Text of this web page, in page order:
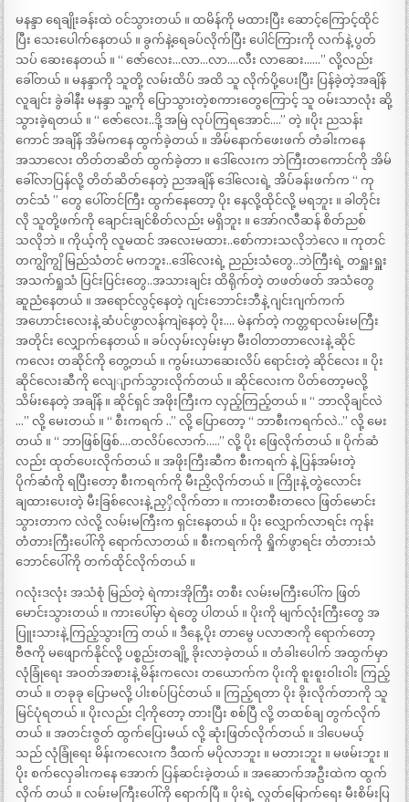
မနန္ဒာ ရေချိုးခန်းထဲ ဝင်သွားတယ် ။ ထမိန်ကို မထားပြီး ဆောင့်ကြောင့်ထိုင်
ပြီး သေးပေါက်နေတယ် ။ ခွက်နဲ့ရေခပ်လိုက်ပြီး ပေါင်ကြားကို လက်နဲ့ ပွတ်
သပ် ဆေးနေတယ် ။ “ ဇော်လေး…လာ…လာ….လီး လာဆေး……” လို့လည်း
ခေါ်တယ် ။ မနန္ဒာကို သူတို့ လမ်းထိပ် အထိ သူ လိုက်ပို့ပေးပြီး ပြန်ခဲ့တဲ့အချိန်
လူချင်း ခွဲခါနီး မနန္ဒာ သူ့ကို ပြောသွားတဲ့စကားတွေကြောင့် သူ ဝမ်းသာလုံး ဆို့
သွားခဲ့ရတယ် ။ “ ဇော်လေး..ဒို့ အမြဲ လုပ်ကြရအောင်….” တဲ့ ။ပိုး ညသန်း
ကောင် အချိန် အိမ်ကနေ ထွက်ခဲ့တယ် ။ အိမ်နောက်ဖေးဖက် တံခါးကနေ
အသာလေး တိတ်တဆိတ် ထွက်ခဲ့တာ ။ ဒေါ်လေးက ဘဲကြီးတကောင်ကို အိမ်
ခေါ်လာပြန်လို့ တိတ်ဆိတ်နေတဲ့ ညအချိန် ဒေါ်လေးရဲ့ အိပ်ခန်းဖက်က “ ကု
တင်သံ ” တွေ ပေါ်တင်ကြီး ထွက်နေတော့ ပိုး နေလို့ထိုင်လို့ မရဘူး ။ ခါတိုင်း
လို သူတို့ဖက်ကို ချောင်းချင်စိတ်လည်း မရှိဘူး ။ အော်ဂလီဆန် စိတ်ညစ်
သလိုဘဲ ။ ကိုယ့်ကို လူမထင် အလေးမထား..စော်ကားသလိုဘဲလေ ။ ကုတင်
တကျွိကျွိ မြည်သံတင် မကဘူး..ဒေါ်လေးရဲ့ ညည်းသံတွေ..ဘဲကြီးရဲ့ တရှူးရှူး
အသက်ရှုသံ ပြင်းပြင်းတွေ..အသားချင်း ထိရိုက်တဲ့ တဖတ်ဖတ် အသံတွေ
ဆူညံနေတယ် ။ အရောင်လွင့်နေတဲ့ ဂျင်းဘောင်းဘီနဲ့ ဂျင်းဂျက်ကက်
အဟောင်းလေးနဲ့ ဆံပင်ဖွာလန်ကျဲနေတဲ့ ပိုး…. မဲနက်တဲ့ ကတ္တရာလမ်းမကြီး
အတိုင်း လျှောက်နေတယ် ။ ခပ်လှမ်းလှမ်းမှာ မီးဝါတာတာလေးနဲ့ ဆိုင်
ကလေး တဆိုင်ကို တွေ့တယ် ။ ကွမ်းယာဆေးလိပ် ရောင်းတဲ့ ဆိုင်လေး ။ ပိုး
ဆိုင်လေးဆီကို လျေျာက်သွားလိုက်တယ် ။ ဆိုင်လေးက ပိတ်တော့မလို့
သိမ်းနေတဲ့ အချိန် ။ ဆိုင်ရှင် အဖိုးကြီးက လှည့်ကြည့်တယ် ။ “ ဘာလိုချင်လဲ
…” လို့ မေးတယ် ။ “ စီးကရက် ..” လို့ ပြောတော့ “ ဘာစီးကရက်လဲ..” လို့ မေး
တယ် ။ “ ဘာဖြစ်ဖြစ်….တလိပ်လောက်…..” လို့ ပိုး ဖြေလိုက်တယ် ။ ပိုက်ဆံ
လည်း ထုတ်ပေးလိုက်တယ် ။ အဖိုးကြီးဆီက စီးကရက် နဲ့ ပြန်အမ်းတဲ့
ပိုက်ဆံကို ရပြီးတော့ စီးကရက်ကို မီးညှိလိုက်တယ် ။ ကြိုးနဲ့ တွဲလောင်း
ချထားပေးတဲ့ မီးခြစ်လေးနဲ့ ညှှိလိုက်တာ ။ ကားတစီးတလေ ဖြတ်မောင်း
သွားတာက လဲလို့ လမ်းမကြီးက ရှင်းနေတယ် ။ ပိုး လျှောက်လာရင်း ကုန်း
တံတားကြီးပေါ်ကို ရောက်လာတယ် ။ စီးကရက်ကို ရှိုက်ဖွာရင်း တံတားသံ
ဘောင်ပေါ်ကို တက်ထိုင်လိုက်တယ် ။
ဂလုံးဒလုံး အသံစုံ မြည်တဲ့ ရဲကားအိုကြီး တစီး လမ်းမကြီးပေါ်က ဖြတ်
မောင်းသွားတယ် ။ ကားပေါ်မှာ ရဲတွေ ပါတယ် ။ ပိုးကို မျက်လုံးကြီးတွေ အ
ပြူးသားနဲ့ ကြည့်သွားကြ တယ် ။ ဒီနေ့ ပိုး တာမွေ ပလာဇာကို ရောက်တော့
ဗီဇကို မဖျောက်နိုင်လို့ ပစ္စည်းတချို့ ခိုးလာခဲ့တယ် ။ တံခါးပေါက် အထွက်မှာ
လုံခြုံရေး အဝတ်အစားနဲ့ မိန်းကလေး တယောက်က ပိုးကို စူးစူးဝါးဝါး ကြည့်
တယ် ။ တခုခု ပြောမလို့ ပါးစပ်ပြင်တယ် ။ ကြည့်ရတာ ပိုး ခိုးလိုက်တာကို သူ
မြင်ပုံရတယ် ။ ပိုးလည်း ငါ့ကိုတော့ တားပြီး စစ်ပြီ လို့ တထစ်ချ တွက်လိုက်
တယ် ။ အတင်းဇွတ် ထွက်ပြေးမယ် လို့ ဆုံးဖြတ်လိုက်တယ် ။ ဒါပေမယ့်
သည် လုံခြုံရေး မိန်းကလေးက ဒီထက် မပိုလာဘူး ။ မတားဘူး ။ မဖမ်းဘူး ။
ပိုး စက်လှေခါးကနေ အောက် ပြန်ဆင်းခဲ့တယ် ။ အဆောက်အဦးထဲက ထွက်
လိုက် တယ် ။ လမ်းမကြီးပေါ်ကို ရောက်ပြီ ။ ပိုးရဲ့ လွတ်မြောက်ရေး မီးစိမ်းပြ